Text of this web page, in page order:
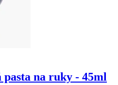
na ruky - 45ml